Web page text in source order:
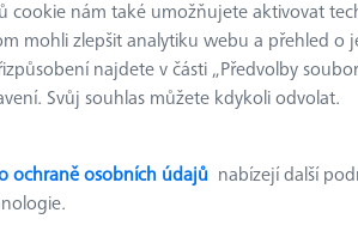
Přídavná úroveň pro MSR X=500
626100-9353-000
typ produktu Level délka
cookie nám také umožňujete aktivovat
mohli zlepšit analytiku webu a přehled o
najdete v části „Předvolby
Svůj souhlas můžete kdykoli odvolat.
ochraně osobních údajů nabízejí další